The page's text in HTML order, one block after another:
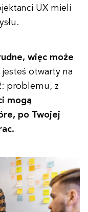
UX mieli
więc może
jesteś otwarty na
problemu, z
mogą
po Twojej